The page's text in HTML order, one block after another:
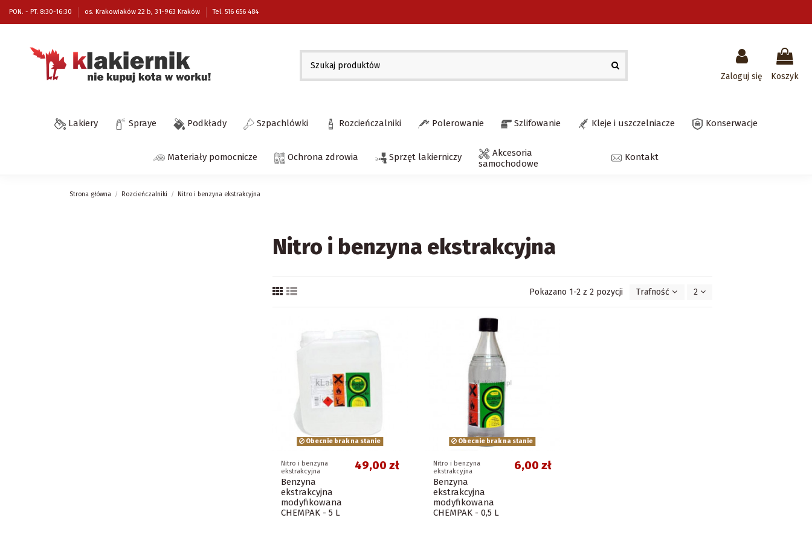
PON. - PT. 8:30-16:30 os. Krakowiaków 22 b, 31-963 Kraków Tel. 516 656 484
Zaloguj się Koszyk
Lakiery Spraye Podkłady Szpachlówki Rozcieńczalniki Polerowanie Szlifowanie Kleje i uszczelniacze Konserwacje
Materiały pomocnicze Ochrona zdrowia Sprzęt lakierniczy
Akcesoria
samochodowe
Kontakt
Strona główna Rozcieńczalniki Nitro i benzyna ekstrakcyjna
Nitro i benzyna ekstrakcyjna
Pokazano 1-2 z 2 pozycji Trafność 2
Obecnie brak na stanie
Nitro i benzyna
ekstrakcyjna
Benzyna
ekstrakcyjna
modyfikowana
CHEMPAK - 5 L
49,00 zł
Obecnie brak na stanie
Nitro i benzyna
ekstrakcyjna
Benzyna
ekstrakcyjna
modyfikowana
CHEMPAK - 0,5 L
6,00 zł